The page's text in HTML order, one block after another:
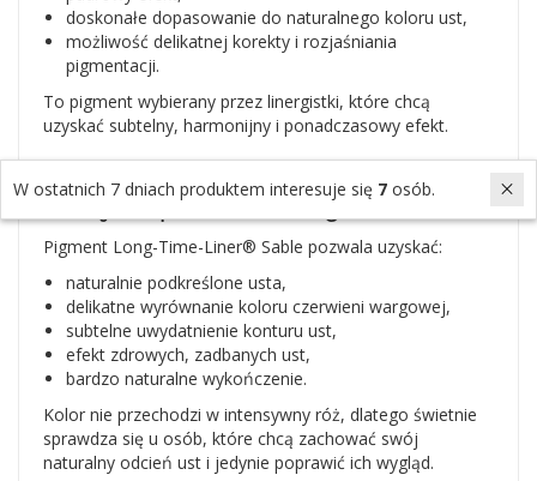
doskonałe dopasowanie do naturalnego koloru ust,
możliwość delikatnej korekty i rozjaśniania
pigmentacji.
To pigment wybierany przez linergistki, które chcą
uzyskać subtelny, harmonijny i ponadczasowy efekt.
Jaki efekt daje pigment Sable do
makijażu permanentnego ust?
Pigment Long-Time-Liner® Sable pozwala uzyskać:
naturalnie podkreślone usta,
delikatne wyrównanie koloru czerwieni wargowej,
subtelne uwydatnienie konturu ust,
efekt zdrowych, zadbanych ust,
bardzo naturalne wykończenie.
Kolor nie przechodzi w intensywny róż, dlatego świetnie
sprawdza się u osób, które chcą zachować swój
naturalny odcień ust i jedynie poprawić ich wygląd.
W ostatnich 7 dniach produktem interesuje się 7 osób.